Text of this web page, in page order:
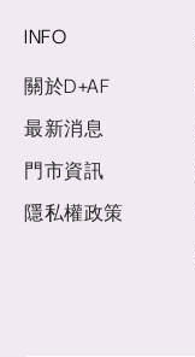
INFO
關於D+AF
最新消息
門市資訊
隱私權政策